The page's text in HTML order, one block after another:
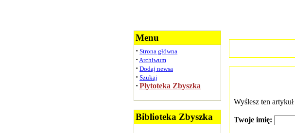
Menu
· Strona główna
· Archiwum
· Dodaj newsa
· Szukaj
· Płytoteka Zbyszka
Biblioteka Zbyszka
Wyślesz ten artykuł
Twoje imię: